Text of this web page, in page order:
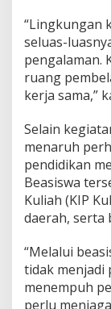
“Lingkungan
seluas-
pengalaman.
ruang
kerja sama,”
Selain
menaruh
pendidikan
Beasiswa
Kuliah (KIP
daerah, serta
“Melalui
tidak menjadi
menempuh
perlu